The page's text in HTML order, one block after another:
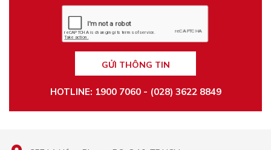
GỬI THÔNG TIN
HOTLINE: 1900 7060 - (028) 3622 8849